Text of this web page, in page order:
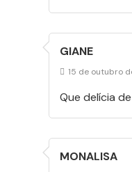
GIANE
15 de outubro
Que delícia
MONALISA